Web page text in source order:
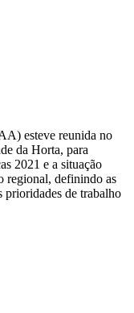
esteve reunida no
da Horta, para
2021 e a situação
regional, definindo as
prioridades de trabalho